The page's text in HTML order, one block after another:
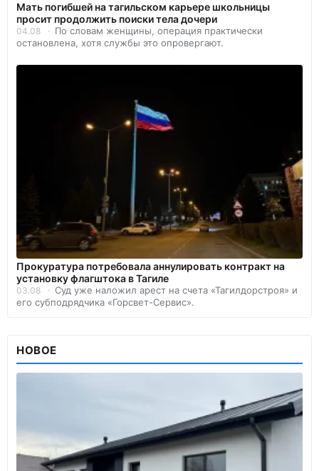
Мать погибшей на тагильском карьере школьницы
просит продолжить поиски тела дочери
04.08
По словам женщины, операция практически
остановлена, хотя службы это опровергают.
Прокуратура потребовала аннулировать контракт на
установку флагштока в Тагиле
03.08
Суд уже наложил арест на счета «Тагилдорстроя» и
его субподрядчика «Горсвет-Сервис».
НОВОЕ